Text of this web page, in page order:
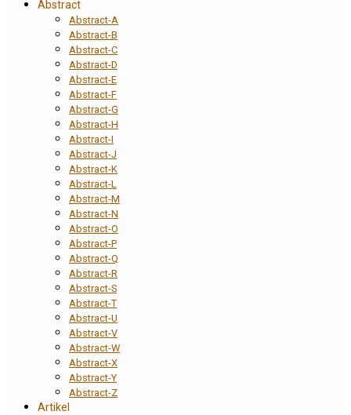
Abstract
Abstract-A
Abstract-B
Abstract-C
Abstract-D
Abstract-E
Abstract-F
Abstract-G
Abstract-H
Abstract-I
Abstract-J
Abstract-K
Abstract-L
Abstract-M
Abstract-N
Abstract-O
Abstract-P
Abstract-Q
Abstract-R
Abstract-S
Abstract-T
Abstract-U
Abstract-V
Abstract-W
Abstract-X
Abstract-Y
Abstract-Z
Artikel